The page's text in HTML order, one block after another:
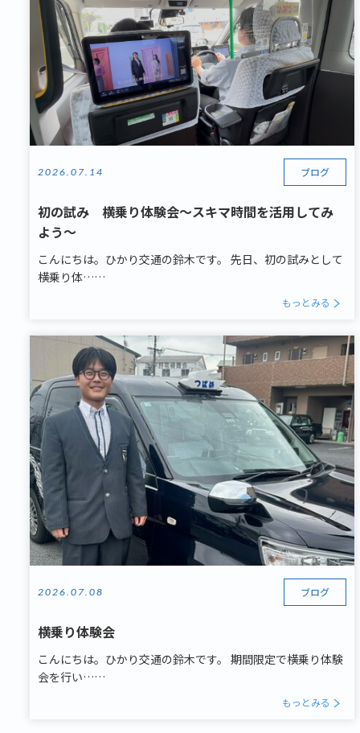
2026.07.14 ブログ
初の試み 横乗り体験会～スキマ時間を活用してみ
よう～
こんにちは。ひかり交通の鈴木です。 先日、初の試みとして
横乗り体……
もっとみる
2026.07.08 ブログ
横乗り体験会
こんにちは。ひかり交通の鈴木です。 期間限定で横乗り体験
会を行い……
もっとみる